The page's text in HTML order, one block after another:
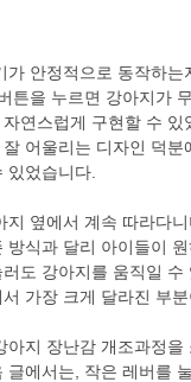
가 안정적으로 동작하는
튼을 누르면 강아지가
연스럽게 구현할 수 있
어울리는 디자인 덕분
있었습니다
지 옆에서 계속 따라다
방식과 달리 아이들이
도 강아지를 움직일 수
가장 크게 달라진 부
아지 장난감 개조과정을
글에서는
작은 레버를